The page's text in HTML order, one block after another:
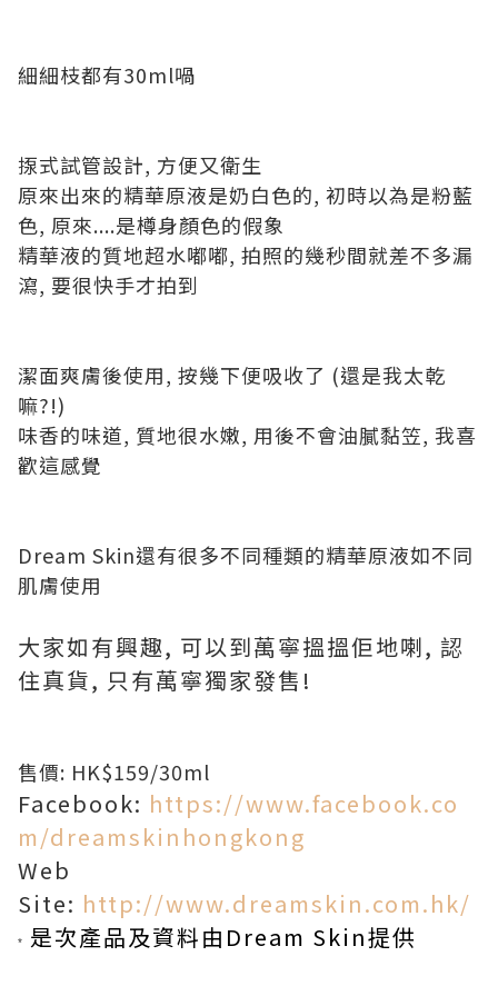
細細枝都有30ml喎
揼式試管設計, 方便又衛生
原來出來的精華原液是奶白色的, 初時以為是粉藍
色, 原來....是樽身顏色的假象
精華液的質地超水嘟嘟, 拍照的幾秒間就差不多漏
瀉, 要很快手才拍到
潔面爽膚後使用, 按幾下便吸收了 (還是我太乾
嘛?!)
味香的味道, 質地很水嫩, 用後不會油膩黏笠, 我喜
歡這感覺
Dream Skin還有很多不同種類的精華原液如不同
肌膚使用
大家如有興趣, 可以到萬寧搵搵佢地喇, 認
住真貨, 只有萬寧獨家發售!
售價: HK$159/30ml
Facebook: https://www.facebook.co
m/dreamskinhongkong
Web
Site: http://www.dreamskin.com.hk/
* 是次產品及資料由 Dream Skin提供